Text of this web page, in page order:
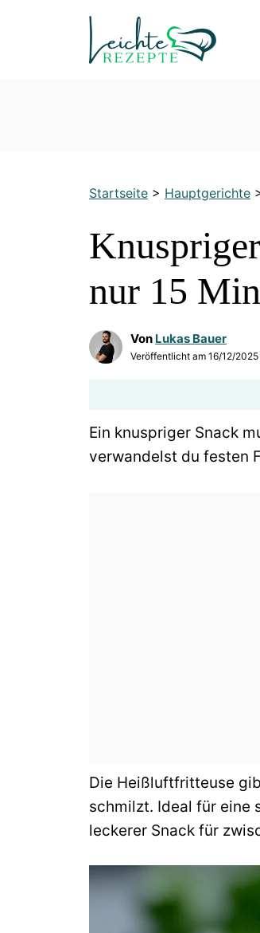
Startseite > Hauptgerichte
nur 15
Von Lukas Bauer
Veröffentlicht am 16/12/2025
Ein knuspriger Snack
verwandelst du festen
Die Heißluftfritteuse
schmilzt. Ideal für eine
leckerer Snack für